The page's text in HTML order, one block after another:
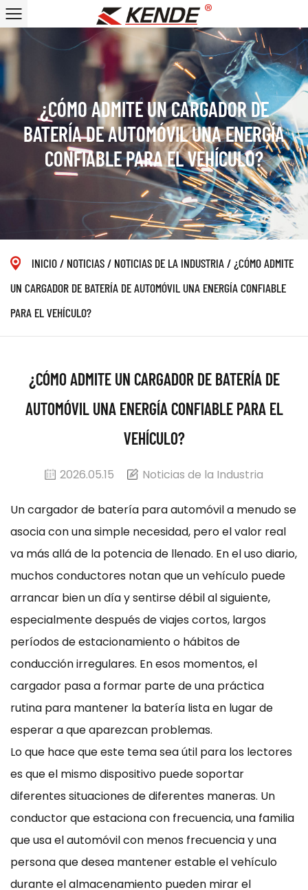
¿CÓMO ADMITE UN CARGADOR DE
BATERÍA DE AUTOMÓVIL UNA ENERGÍA
CONFIABLE PARA EL VEHÍCULO?
INICIO/ NOTICIAS/ NOTICIAS DE LA INDUSTRIA/¿CÓMO ADMITE
UN CARGADOR DE BATERÍA DE AUTOMÓVIL UNA ENERGÍA CONFIABLE
PARA EL VEHÍCULO?
¿CÓMO ADMITE UN CARGADOR DE BATERÍA DE
AUTOMÓVIL UNA ENERGÍA CONFIABLE PARA EL
VEHÍCULO?
2026.05.15 Noticias de la Industria
Un cargador de batería para automóvil a menudo se
asocia con una simple necesidad, pero el valor real
va más allá de la potencia de llenado. En el uso diario,
muchos conductores notan que un vehículo puede
arrancar bien un día y sentirse débil al siguiente,
especialmente después de viajes cortos, largos
períodos de estacionamiento o hábitos de
conducción irregulares. En esos momentos, el
cargador pasa a formar parte de una práctica
rutina para mantener la batería lista en lugar de
esperar a que aparezcan problemas.
Lo que hace que este tema sea útil para los lectores
es que el mismo dispositivo puede soportar
diferentes situaciones de diferentes maneras. Un
conductor que estaciona con frecuencia, una familia
que usa el automóvil con menos frecuencia y una
persona que desea mantener estable el vehículo
durante el almacenamiento pueden mirar el